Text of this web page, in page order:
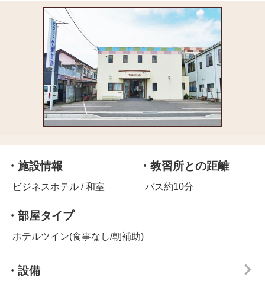
・施設情報
ビジネスホテル / 和室
・教習所との距離
バス約10分
・部屋タイプ
ホテルツイン(食事なし/朝補助)
・設備